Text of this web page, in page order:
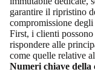
garantire il ripristino
compromissione
First, i clienti
rispondere alle
come quelle relative
Numeri chiave della